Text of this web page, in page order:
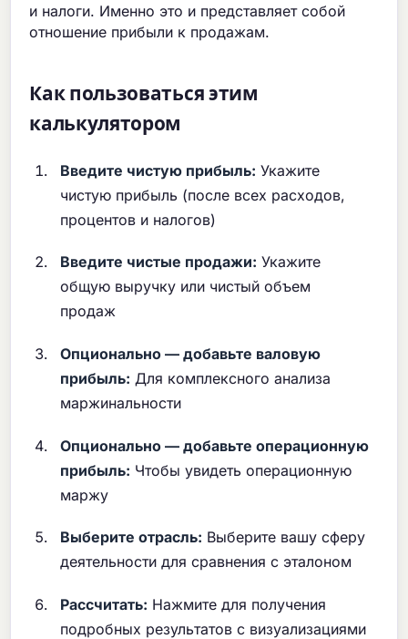
и налоги. Именно это и представляет собой
отношение прибыли к продажам.
Как пользоваться этим
калькулятором
Введите чистую прибыль: Укажите
чистую прибыль (после всех расходов,
процентов и налогов)
Введите чистые продажи: Укажите
общую выручку или чистый объем
продаж
Опционально — добавьте валовую
прибыль: Для комплексного анализа
маржинальности
Опционально — добавьте операционную
прибыль: Чтобы увидеть операционную
маржу
Выберите отрасль: Выберите вашу сферу
деятельности для сравнения с эталоном
Рассчитать: Нажмите для получения
подробных результатов с визуализациями